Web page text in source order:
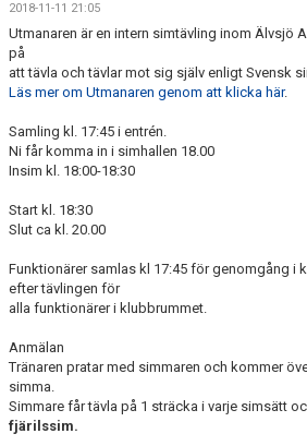
ARKIV
2018-11-11 21:05
Utmanaren är en intern simtävling inom Älvsjö
på
att tävla och tävlar mot sig själv enligt Svensk
Läs mer om Utmanaren genom att klicka här.
Samling kl. 17:45 i entrén.
Ni får komma in i simhallen 18.00
Insim kl. 18:00-18:30
Start kl. 18:30
Slut ca kl. 20.00
Funktionärer samlas kl 17:45 för genomgång i
efter tävlingen för
alla funktionärer i klubbrummet.
Anmälan
Tränaren pratar med simmaren och kommer
simma.
Simmare får tävla på 1 sträcka i varje simsätt
fjärilssim.